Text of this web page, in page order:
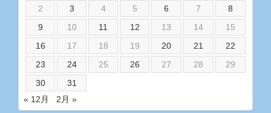
2
3 4 5 6 7
8
9
10 11 12 13 14
15
16
17 18 19 20 21
22
23
24 25 26 27 28
29
30
31
« 12月
2月 »